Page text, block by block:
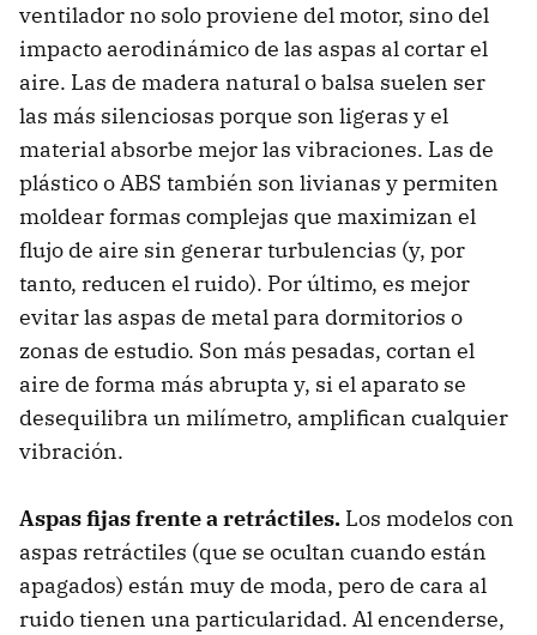
ventilador no solo proviene del motor, sino del
impacto aerodinámico de las aspas al cortar el
aire. Las de madera natural o balsa suelen ser
las más silenciosas porque son ligeras y el
material absorbe mejor las vibraciones. Las de
plástico o ABS también son livianas y permiten
moldear formas complejas que maximizan el
flujo de aire sin generar turbulencias (y, por
tanto, reducen el ruido). Por último, es mejor
evitar las aspas de metal para dormitorios o
zonas de estudio. Son más pesadas, cortan el
aire de forma más abrupta y, si el aparato se
desequilibra un milímetro, amplifican cualquier
vibración.
Aspas fijas frente a retráctiles. Los modelos con
aspas retráctiles (que se ocultan cuando están
apagados) están muy de moda, pero de cara al
ruido tienen una particularidad. Al encenderse,